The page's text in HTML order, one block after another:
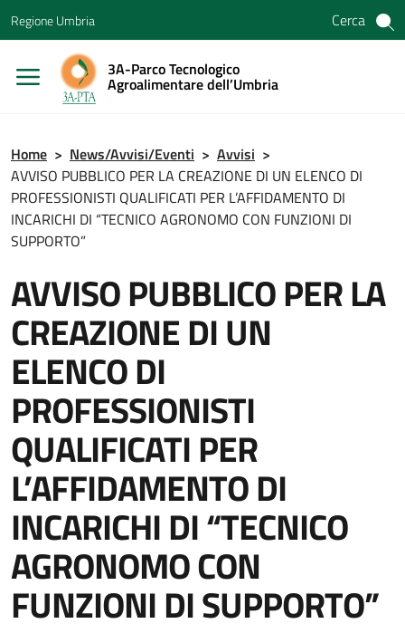
Vai al menu di navigazione
Vai al footer
Regione Umbria Cerca
3A-Parco Tecnologico
Agroalimentare dell’Umbria
Home > News/Avvisi/Eventi > Avvisi >
AVVISO PUBBLICO PER LA CREAZIONE DI UN ELENCO DI
PROFESSIONISTI QUALIFICATI PER L’AFFIDAMENTO DI
INCARICHI DI “TECNICO AGRONOMO CON FUNZIONI DI
SUPPORTO”
AVVISO PUBBLICO PER LA
CREAZIONE DI UN
ELENCO DI
PROFESSIONISTI
QUALIFICATI PER
L’AFFIDAMENTO DI
INCARICHI DI “TECNICO
AGRONOMO CON
FUNZIONI DI SUPPORTO”